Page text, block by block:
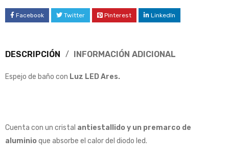
Facebook Twitter Pinterest LinkedIn
DESCRIPCIÓN INFORMACIÓN ADICIONAL
Espejo de baño con Luz LED Ares.
Cuenta con un cristal antiestallido y un premarco de
aluminio que absorbe el calor del diodo led.